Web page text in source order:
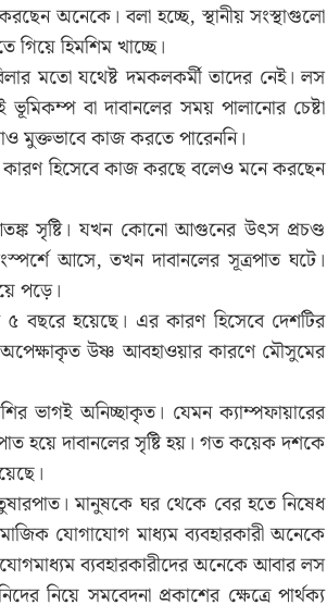
অনেকে। বলা হচ্ছে, স্থানীয় সংস্থাগুলো
গিয়ে হিমশিম খাচ্ছে।
মতো যথেষ্ট দমকলকর্মী তাদের নেই। লস
বা দাবানলের সময় পালানোর চেষ্টা
মুক্তভাবে কাজ করতে পারেননি।
হিসেবে কাজ করছে বলেও মনে করছেন
সৃষ্টি। যখন কোনো আগুনের উৎস প্রচণ্ড
আসে, তখন দাবানলের সূত্রপাত ঘটে।
পড়ে।
৫ বছরে হয়েছে। এর কারণ হিসেবে দেশটির
অপেক্ষাকৃত উষ্ণ আবহাওয়ার কারণে মৌসুমের
ভাগই অনিচ্ছাকৃত। যেমন ক্যাম্পফায়ারের
হয়ে দাবানলের সৃষ্টি হয়। গত কয়েক দশকে
মানুষকে ঘর থেকে বের হতে নিষেধ
যোগাযোগ মাধ্যম ব্যবহারকারী অনেকে
ব্যবহারকারীদের অনেকে আবার লস
নিয়ে সমবেদনা প্রকাশের ক্ষেত্রে পার্থক্য